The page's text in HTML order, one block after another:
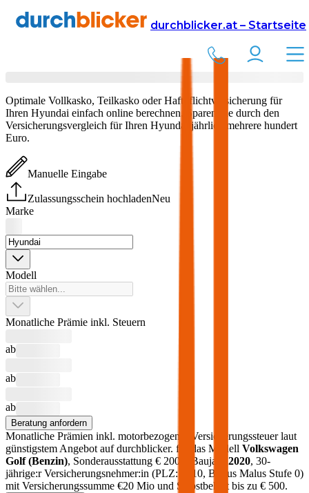
durchblicker.at – Startseite
Versicherung Autoversicherung
Versicherung vergleichen & abschließen
Optimale Vollkasko, Teilkasko oder Haftpflichtversicherung für
Ihren Hyundai einfach online berechnen. Sparen Sie durch den
Versicherungsvergleich für Ihren Hyundai
jährlich mehrere hundert
Euro.
Manuelle Eingabe
Zulassungsschein hochladenNeu
Marke
Modell
Monatliche Prämie inkl. Steuern
ab
ab
ab
Beratung anfordern
Monatliche Prämien inkl. motorbezogener Versicherungssteuer laut
günstigstem Angebot auf durchblicker. für das Modell Volkswagen
Golf(Benzin), Sonderausstattung € 2000 , Baujahr 2020, 30-
jährige:r Versicherungsnehmer:in (PLZ:
1010, Bonus Malus Stufe 0)
mit Versicherungssumme €20 Mio und Selbstbehalt bis zu € 500.